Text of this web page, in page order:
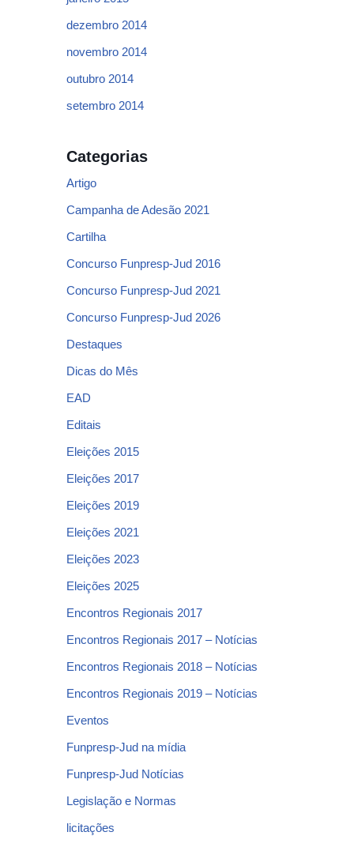
dezembro 2014
novembro 2014
outubro 2014
setembro 2014
Categorias
Artigo
Campanha de Adesão 2021
Cartilha
Concurso Funpresp-Jud 2016
Concurso Funpresp-Jud 2021
Concurso Funpresp-Jud 2026
Destaques
Dicas do Mês
EAD
Editais
Eleições 2015
Eleições 2017
Eleições 2019
Eleições 2021
Eleições 2023
Eleições 2025
Encontros Regionais 2017
Encontros Regionais 2017 – Notícias
Encontros Regionais 2018 – Notícias
Encontros Regionais 2019 – Notícias
Eventos
Funpresp-Jud na mídia
Funpresp-Jud Notícias
Legislação e Normas
licitações